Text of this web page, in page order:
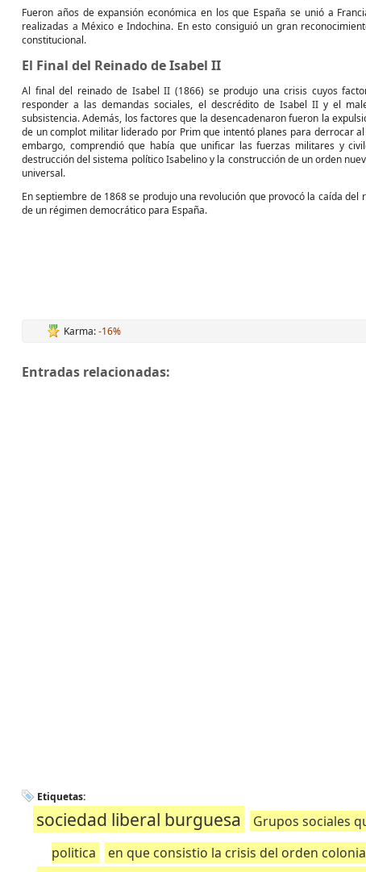
Fueron años de expansión económica en los que España se unió a
realizadas a México e Indochina. En esto consiguió un gran
constitucional.
El Final del Reinado de Isabel II
Al final del reinado de Isabel II (1866) se produjo una crisis cuyos
responder a las demandas sociales, el descrédito de Isabel II y el
subsistencia. Además, los factores que la desencadenaron fueron la
de un complot militar liderado por Prim que intentó planes para derrocar
embargo, comprendió que había que unificar las fuerzas militares y
destrucción del sistema político Isabelino y la construcción de un orden
universal.
En septiembre de 1868 se produjo una revolución que provocó la caída
de un régimen democrático para España.
Karma:-16%
Entradas relacionadas:
Etiquetas:
sociedad liberal burguesa
Grupos sociales
politica
en que consistio la crisis del orden